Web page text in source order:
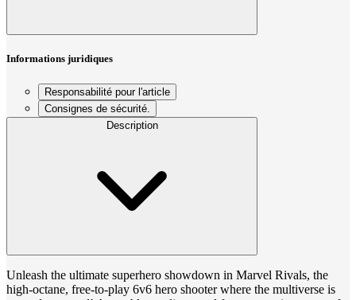
Informations juridiques
Responsabilité pour l'article
Consignes de sécurité.
Description
Unleash the ultimate superhero showdown in Marvel Rivals, the
high-octane, free-to-play 6v6 hero shooter where the multiverse is